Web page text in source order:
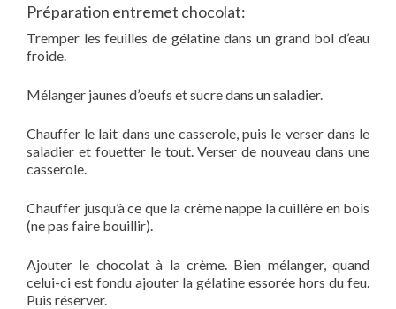
Préparation entremet chocolat:
Tremper les feuilles de gélatine dans un grand bol d’eau
froide.
Mélanger jaunes d’oeufs et sucre dans un saladier.
Chauffer le lait dans une casserole, puis le verser dans le
saladier et fouetter le tout. Verser de nouveau dans une
casserole.
Chauffer jusqu’à ce que la crème nappe la cuillère en bois
(ne pas faire bouillir).
Ajouter le chocolat à la crème. Bien mélanger, quand
celui-ci est fondu ajouter la gélatine essorée hors du feu.
Puis réserver.